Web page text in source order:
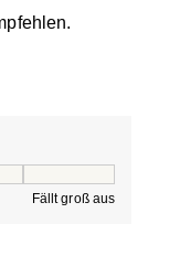
Fällt groß aus